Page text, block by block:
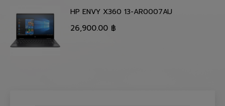
HP ENVY X360 13-AR0007AU
26,900.00 ฿